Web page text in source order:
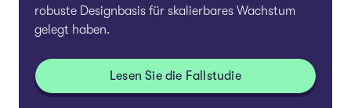
robuste Designbasis für skalierbares Wachstum
gelegt haben.
Lesen Sie die Fallstudie